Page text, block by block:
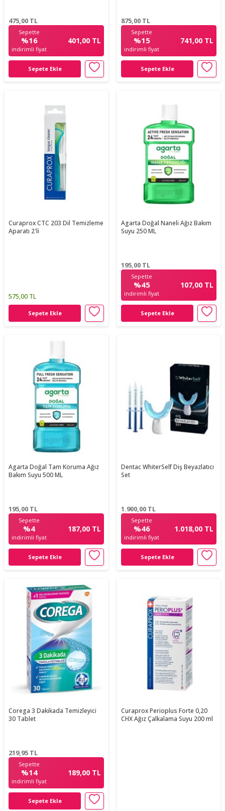
475,00 TL
Sepette
%16
indirimli fiyat
401,00 TL
Sepete Ekle
875,00 TL
Sepette
%15
indirimli fiyat
741,00 TL
Sepete Ekle
Curaprox CTC 203 Dil Temizleme
Aparatı 2'li
575,00 TL
Sepete Ekle
Agarta Doğal Naneli Ağız Bakım
Suyu 250 ML
195,00 TL
Sepette
%45
indirimli fiyat
107,00 TL
Sepete Ekle
Agarta Doğal Tam Koruma Ağız
Bakım Suyu 500 ML
195,00 TL
Sepette
%4
indirimli fiyat
187,00 TL
Sepete Ekle
Dentac WhiterSelf Diş Beyazlatıcı
Set
1.900,00 TL
Sepette
%46
indirimli fiyat
1.018,00 TL
Sepete Ekle
Corega 3 Dakikada Temizleyici
30 Tablet
219,95 TL
Sepette
%14
indirimli fiyat
189,00 TL
Sepete Ekle
Curaprox Perioplus Forte 0,20
CHX Ağız Çalkalama Suyu 200 ml